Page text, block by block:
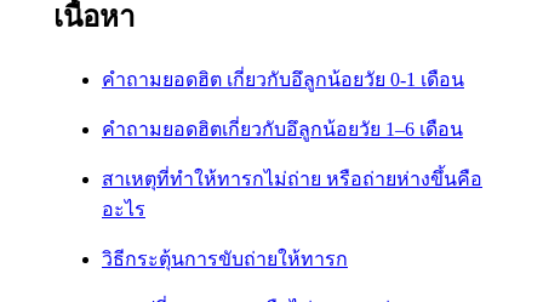
เนื้อหา
คำถามยอดฮิต เกี่ยวกับอึลูกน้อยวัย 0-1 เดือน
คำถามยอดฮิตเกี่ยวกับอึลูกน้อยวัย 1–6 เดือน
สาเหตุที่ทำให้ทารกไม่ถ่าย หรือถ่ายห่างขึ้นคือ
อะไร
วิธีกระตุ้นการขับถ่ายให้ทารก